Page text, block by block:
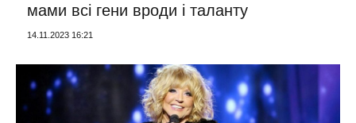
мами всі гени вроди і таланту
14.11.2023 16:21